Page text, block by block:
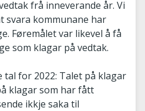
frå inneverande år. Vi
svara kommunane har
Føremålet var likevel å få
som klagar på vedtak.
tal for 2022: Talet på klagar
klagar som har fått
ikkje saka til